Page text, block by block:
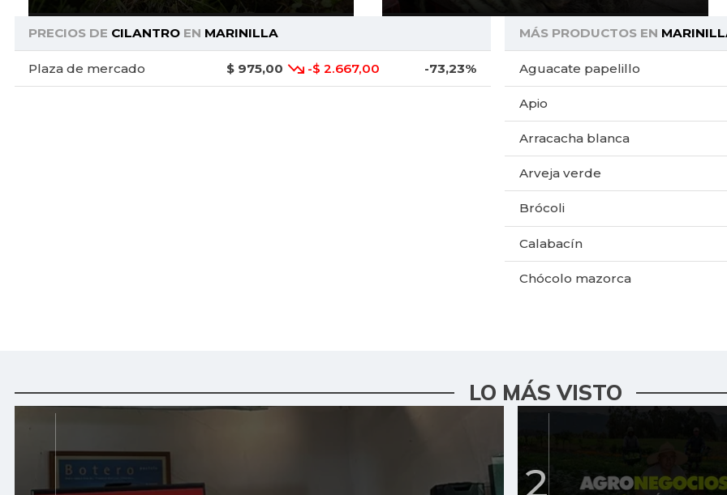
PRECIOS DE CILANTROEN MARINILLA
Plaza de mercado $ 975,00 -$ 2.667,00 -73,23%
MÁS PRODUCTOS EN
Aguacate papelillo
Apio
Arracacha blanca
Arveja verde
Brócoli
Calabacín
Chócolo mazorca
Espinaca
Fríjol cargamanto blanco
Fríjol verde cargamanto
LO MÁS VISTO
2